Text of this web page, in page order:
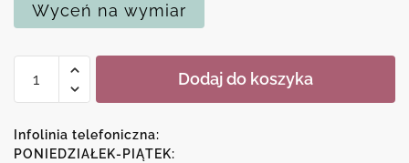
Wyceń na wymiar
Abstrakcyjny
ze
wzorem
Dodaj do koszyka
Infolinia telefoniczna:
PONIEDZIAŁEK-PIĄTEK: